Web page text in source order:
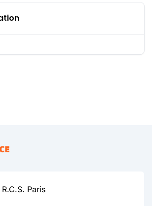
Paris